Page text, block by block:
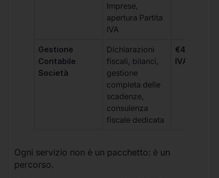
Imprese,
apertura Partita
IVA
Gestione
Contabile
Società
Dichiarazioni
fiscali, bilanci,
gestione
completa delle
scadenze,
consulenza
fiscale dedicata
€499 +
IVA/
Ogni servizio non è un pacchetto: è un
percorso.